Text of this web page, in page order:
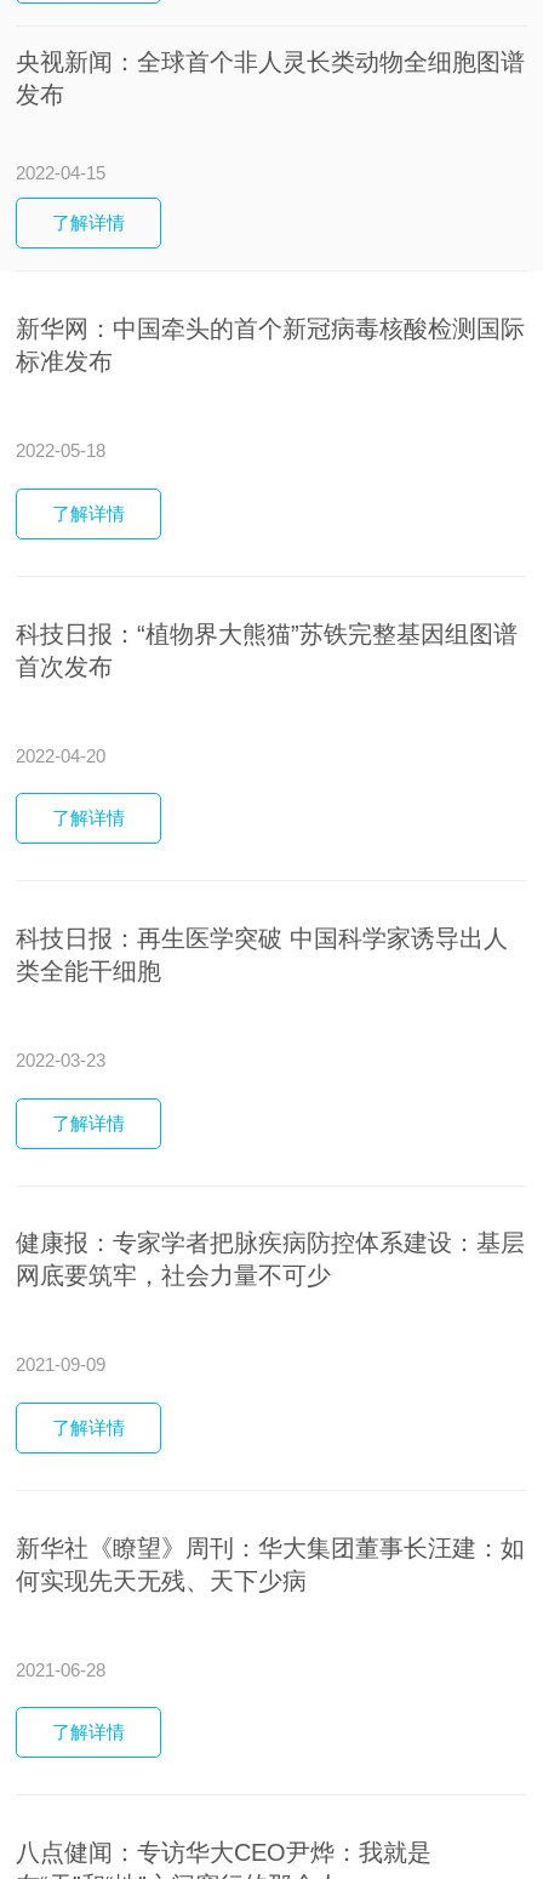
央视新闻：全球首个非人灵长类动物全细胞图谱
发布
2022-04-15
了解详情
新华网：中国牵头的首个新冠病毒核酸检测国际
标准发布
2022-05-18
了解详情
科技日报：“植物界大熊猫”苏铁完整基因组图谱
首次发布
2022-04-20
了解详情
科技日报：再生医学突破 中国科学家诱导出人
类全能干细胞
2022-03-23
了解详情
健康报：专家学者把脉疾病防控体系建设：基层
网底要筑牢，社会力量不可少
2021-09-09
了解详情
新华社《瞭望》周刊：华大集团董事长汪建：如
何实现先天无残、天下少病
2021-06-28
了解详情
八点健闻：专访华大CEO尹烨：我就是